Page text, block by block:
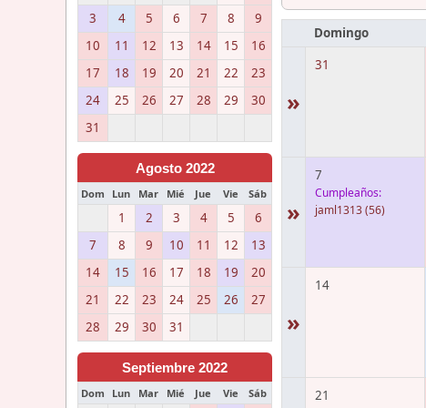
3
4 5 6 7 8
9
10
11 12 13 14 15
16
17
18 19 20 21 22
23
24
25 26 27 28 29
30
31
Agosto 2022
Dom Lun Mar Mié Jue Vie Sáb
1 2 3 4 5
6
7
8 9 10 11 12
13
14
15 16 17 18 19
20
21
22 23 24 25 26
27
28
29 30 31
Septiembre 2022
Dom Lun Mar Mié Jue Vie Sáb
Domingo
»
31
»
7
Cumpleaños:
jaml1313(56)
»
14
21